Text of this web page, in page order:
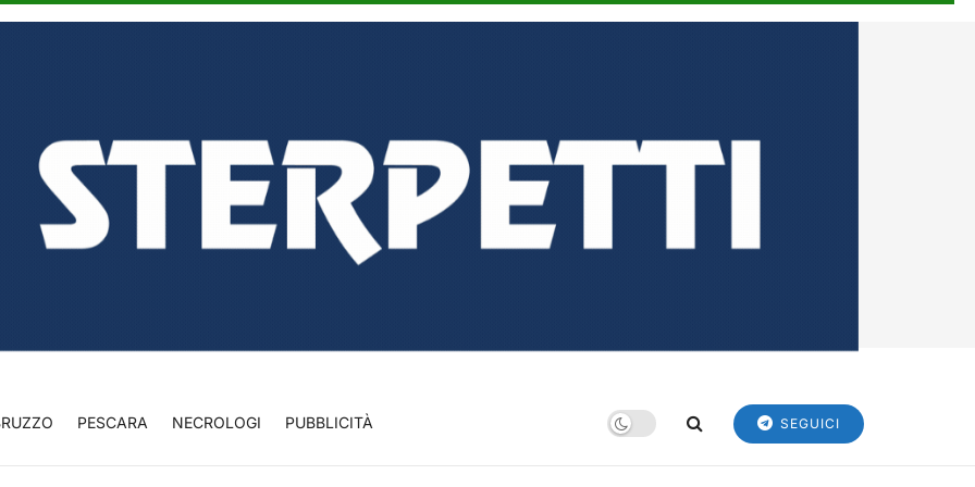
PESCARA NECROLOGI PUBBLICITÀ SEGUICI